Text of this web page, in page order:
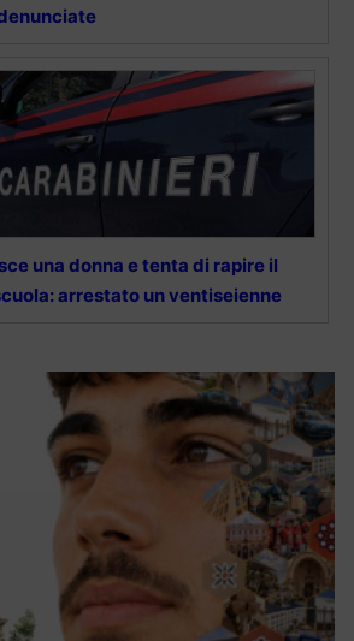
una donna e tenta di rapire il
arrestato un ventiseienne